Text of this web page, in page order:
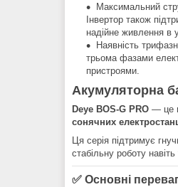
Максимальний
Інвертор також
надійне живлення в
Наявність
трьома фазами
пристроями.
Акумуляторна
Deye BOS-G PRO — це
сонячних
Ця серія підтримує
стабільну роботу
✅ Основні